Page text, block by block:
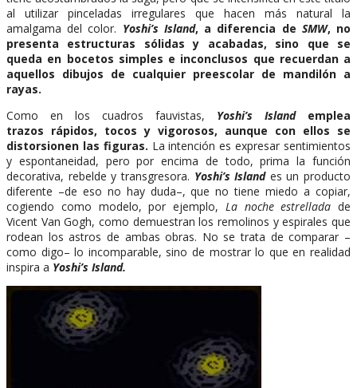
al utilizar pinceladas irregulares que hacen más natural la
amalgama del color. Yoshi’s Island, a diferencia de SMW, no
presenta estructuras sólidas y acabadas, sino que se
queda en bocetos simples e inconclusos que recuerdan a
aquellos dibujos de cualquier preescolar de mandilón a
rayas.
Como en los cuadros fauvistas, Yoshi’s Island
emplea
trazos rápidos, tocos y vigorosos, aunque con ellos se
distorsionen las figuras. La intención es expresar sentimientos
y espontaneidad, pero por encima de todo, prima la función
decorativa, rebelde y transgresora. Yoshi’s Islandes un producto
diferente –de eso no hay duda–, que no tiene miedo a copiar,
cogiendo como modelo, por ejemplo, La noche estrellada de
Vicent Van Gogh, como demuestran los remolinos y espirales que
rodean los astros de ambas obras. No se trata de comparar –
como digo– lo incomparable, sino de mostrar lo que en realidad
inspira a Yoshi’s Island.